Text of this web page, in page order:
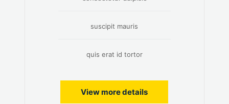
suscipit mauris
quis erat id tortor
View more details